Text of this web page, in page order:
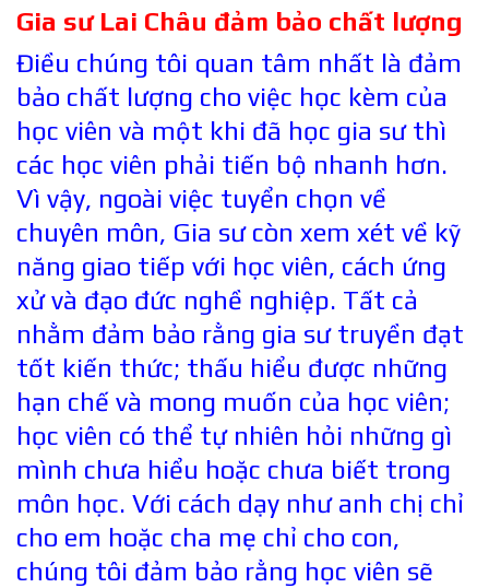
Gia sư Lai Châu đảm bảo chất lượng
Điều chúng tôi quan tâm nhất là đảm
bảo chất lượng cho việc học kèm của
học viên và một khi đã học gia sư thì
các học viên phải tiến bộ nhanh hơn.
Vì vậy, ngoài việc tuyển chọn về
chuyên môn, Gia sư còn xem xét về kỹ
năng giao tiếp với học viên, cách ứng
xử và đạo đức nghề nghiệp. Tất cả
nhằm đảm bảo rằng gia sư truyền đạt
tốt kiến thức; thấu hiểu được những
hạn chế và mong muốn của học viên;
học viên có thể tự nhiên hỏi những gì
mình chưa hiểu hoặc chưa biết trong
môn học. Với cách dạy như anh chị chỉ
cho em hoặc cha mẹ chỉ cho con,
chúng tôi đảm bảo rằng học viên sẽ